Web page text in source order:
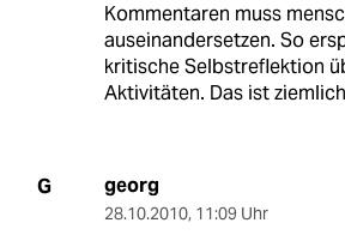
Kommentaren muss
auseinandersetzen. So
kritische Selbstreflektion
Aktivitäten. Das ist
G georg
28.10.2010, 11:09 Uhr